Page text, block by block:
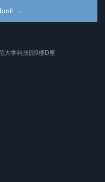
大学科技园9楼D座